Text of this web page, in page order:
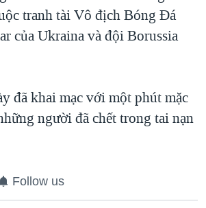
tranh tài Vô địch Bóng Đá
của Ukraina và đội Borussia
đã khai mạc với một phút mặc
người đã chết trong tai nạn
Follow us